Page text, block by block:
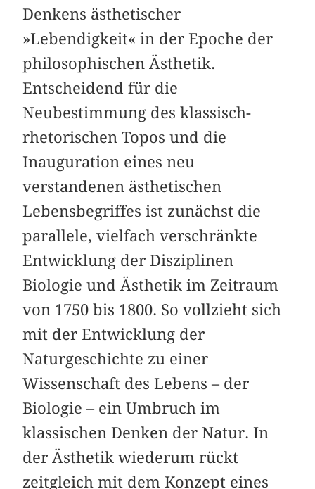
Denkens ästhetischer
»Lebendigkeit« in der Epoche der
philosophischen Ästhetik.
Entscheidend für die
Neubestimmung des klassisch-
rhetorischen Topos und die
Inauguration eines neu
verstandenen ästhetischen
Lebensbegriffes ist zunächst die
parallele, vielfach verschränkte
Entwicklung der Disziplinen
Biologie und Ästhetik im Zeitraum
von 1750 bis 1800. So vollzieht sich
mit der Entwicklung der
Naturgeschichte zu einer
Wissenschaft des Lebens – der
Biologie – ein Umbruch im
klassischen Denken der Natur. In
der Ästhetik wiederum rückt
zeitgleich mit dem Konzept eines